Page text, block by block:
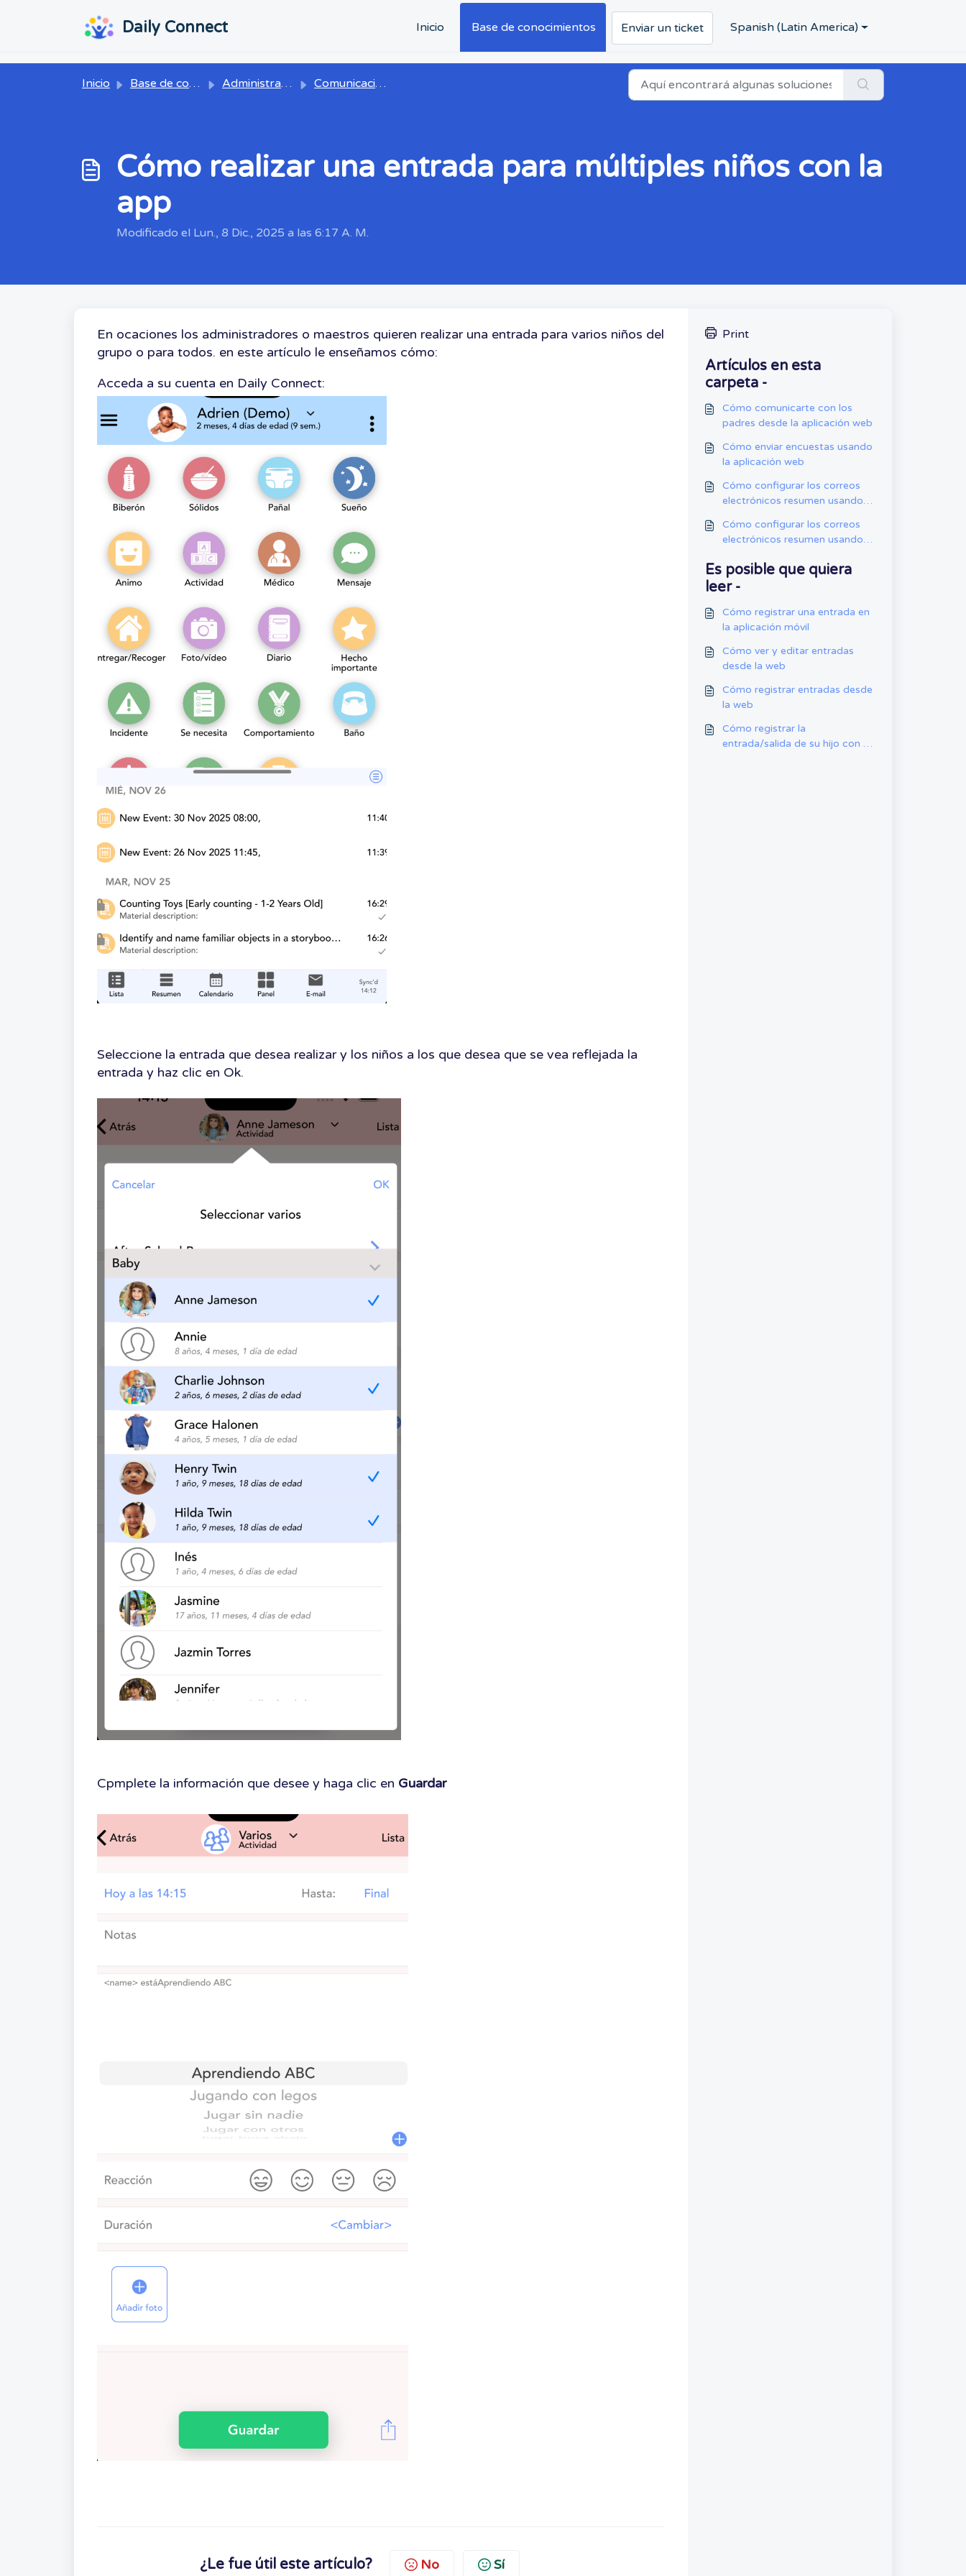
Daily Connect Inicio Base de conocimientos Enviar un ticket Spanish (Latin America)
Inicio Base de conocimientos Administrador Comunicaciones
Cómo realizar una entrada para múltiples niños con la
app
Modificado el Lun., 8 Dic., 2025 a las 6:17 A. M.
En ocaciones los administradores o maestros quieren realizar una entrada para varios niños del
grupo o para todos. en este artículo le enseñamos cómo:
Acceda a su cuenta en Daily Connect:
Seleccione la entrada que desea realizar y los niños a los que desea que se vea reflejada la
entrada y haz clic en Ok.
Cpmplete la información que desee y haga clic en Guardar
¿Le fue útil este artículo? No Sí
Print
Artículos en esta
carpeta -
Cómo comunicarte con los
padres desde la aplicación web
Cómo enviar encuestas usando
la aplicación web
Cómo configurar los correos
electrónicos resumen usando la
Cómo configurar los correos
electrónicos resumen usando la
Es posible que quiera
leer -
Cómo registrar una entrada en
la aplicación móvil
Cómo ver y editar entradas
desde la web
Cómo registrar entradas desde
la web
Cómo registrar la
entrada/salida de su hijo con su